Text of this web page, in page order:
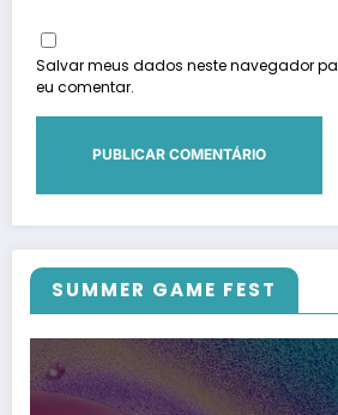
Salvar meus dados neste navegador
eu comentar.
SUMMER GAME FEST